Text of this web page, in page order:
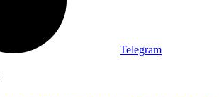
Telegram